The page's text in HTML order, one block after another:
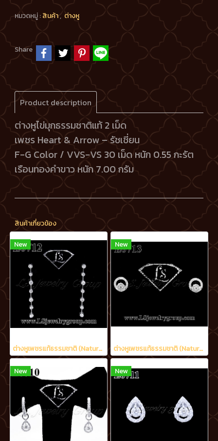
หมวดหมู่ :สินค้า, ต่างหู
Share
Product description
ต่างหูไข่มุกธรรมชาติแท้ 2 เม็ด
เพชร Heart & Arrow – รัชเชี่ยน
F-G Color / VVS-VS 30 เม็ด หนัก 0.55 กะรัต
เรือนทองคำขาว หนัก 7.00 กรัม
สินค้าเกี่ยวข้อง
New
ต่างหูเพชรแท้ธรรมชาติ (Natural Diamonds) 1.20 Ct.
New
ต่างหูเพชรแท้ธรรมชาติ (Natural Diamonds) 0.48 Ct.
New New